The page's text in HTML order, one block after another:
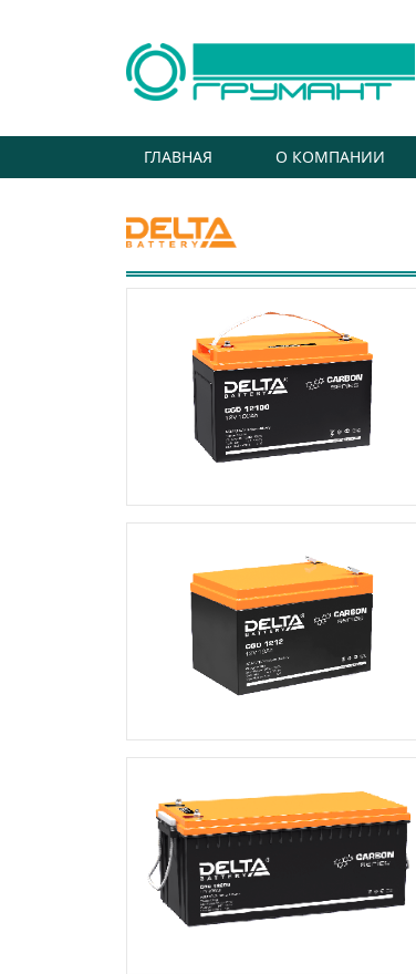
ГЛАВНАЯ О КОМПАНИИ